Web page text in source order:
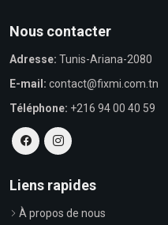
Nous contacter
Adresse: Tunis-Ariana-2080
E-mail: contact@fixmi.com.tn
Téléphone: +216 94 00 40 59
Liens rapides
À propos de nous